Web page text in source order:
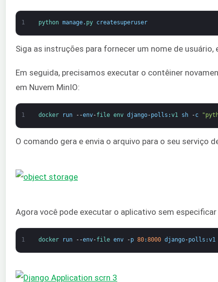
1 python manage. py createsuperuser
Siga as instruções para fornecer um nome de
Em seguida, precisamos executar o contêiner
em Nuvem MinIO:
1 docker run --env-file env django-polls :v1 sh -c
O comando gera e envia o arquivo para o seu serviço
Agora você pode executar o aplicativo sem
1 docker run --env-file env -p 80:8000 django-polls :v1